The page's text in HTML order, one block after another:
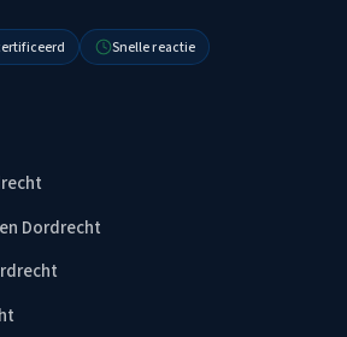
Snelle reactie
Dordrecht